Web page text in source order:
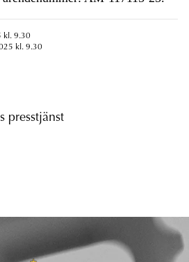
kl. 9.30
kl. 9.30
presstjänst